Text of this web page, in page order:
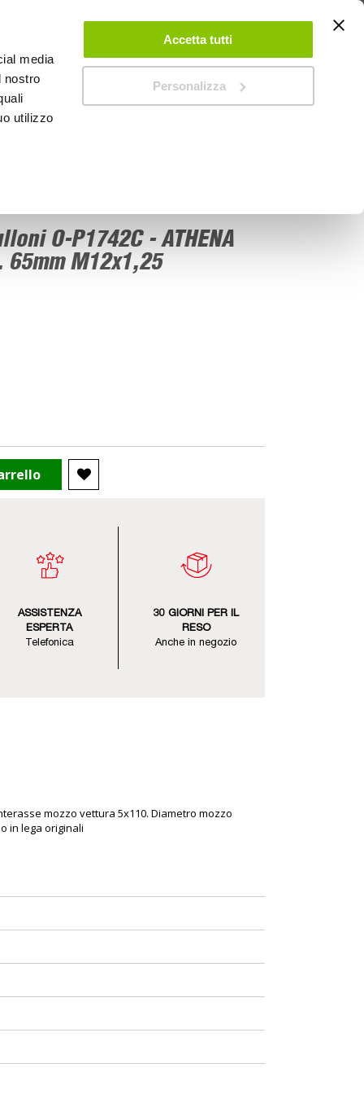
media
nostro
utilizzo
Accetta tutti
Personalizza
CONTATTACI NEGOZI IL MIO NEGOZIO
O-P1742C - ATHENA
65mm M12x1,25
ASSISTENZA
ESPERTA
Telefonica
30 GIORNI PER IL
RESO
Anche in negozio
mozzo vettura 5x110. Diametro mozzo
in lega originali